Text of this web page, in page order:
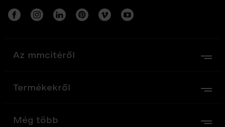
Az mmcitéről
Termékekről
Még több